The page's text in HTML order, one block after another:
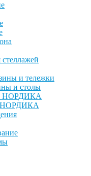
и тележки
и столы
НОРДИКА
НОРДИКА